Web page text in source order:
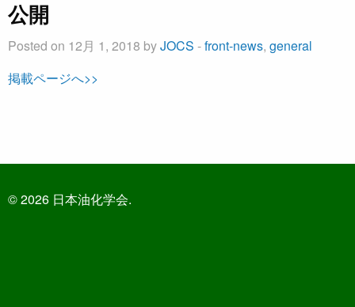
公開
Posted on 12月 1, 2018 byJOCS -front-news, general
掲載ページへ>>
© 2026 日本油化学会.